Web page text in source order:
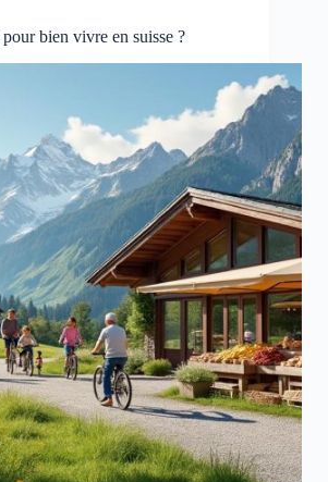
bien vivre en suisse ?